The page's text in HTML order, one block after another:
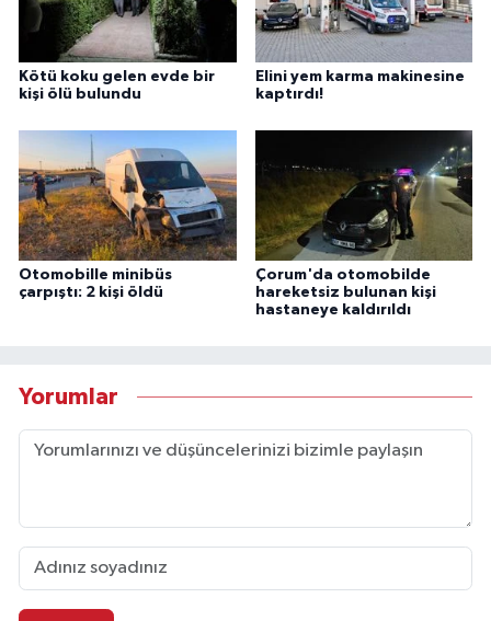
Kötü koku gelen evde bir
kişi ölü bulundu
Elini yem karma makinesine
kaptırdı!
Otomobille minibüs
çarpıştı: 2 kişi öldü
Çorum'da otomobilde
hareketsiz bulunan kişi
hastaneye kaldırıldı
Yorumlar